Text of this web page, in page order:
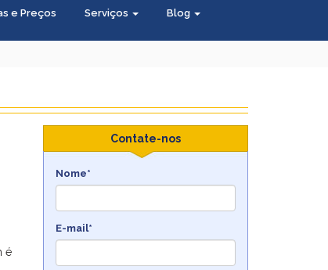
e Preços Serviços Blog
é
Contate-nos
Nome*
E-mail*